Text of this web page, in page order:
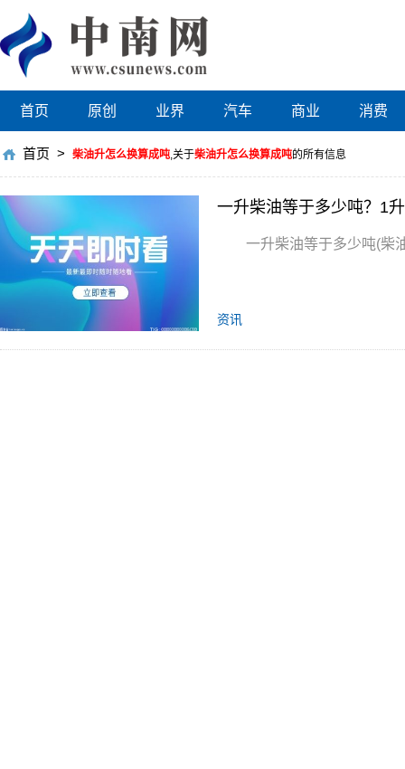
首页 原创 业界 汽车 商业 消费
首页 > 柴油升怎么换算成吨,关于柴油升怎么换算成吨的所有信息
一升柴油等于多少吨？1
一升柴油等于多少吨(柴
资讯